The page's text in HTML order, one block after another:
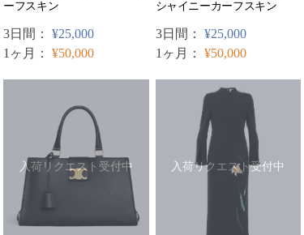
ーフスキン
3日間： ¥25,000
1ヶ月： ¥50,000
シャイニーカーフスキン
3日間： ¥25,000
1ヶ月： ¥50,000
入荷リクエスト受付中 入荷リクエスト受付中